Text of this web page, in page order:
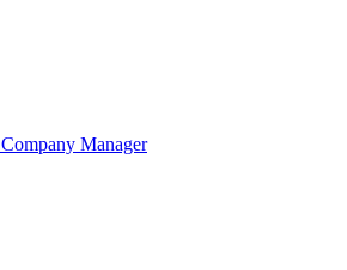
Company Manager